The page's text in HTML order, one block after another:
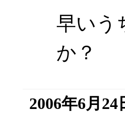
早いう
か？
2006年6月24